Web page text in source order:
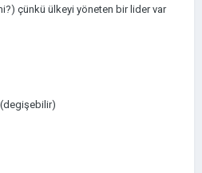
çünkü ülkeyi yöneten bir lider var